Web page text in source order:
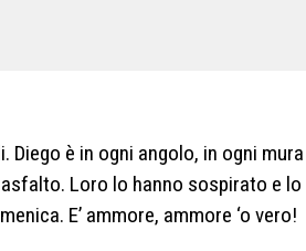
Diego è in ogni angolo, in ogni
Loro lo hanno sospirato e
E’ ammore, ammore ‘o vero!